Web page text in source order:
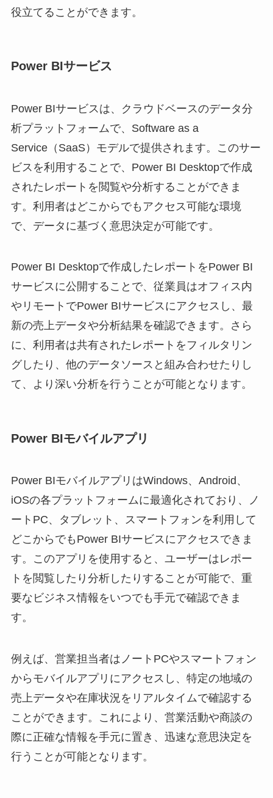
役立てることができます。
Power BIサービス
Power BIサービスは、クラウドベースのデータ分
析プラットフォームで、Software as a
Service（SaaS）モデルで提供されます。このサー
ビスを利用することで、Power BI Desktopで作成
されたレポートを閲覧や分析することができま
す。利用者はどこからでもアクセス可能な環境
で、データに基づく意思決定が可能です。
Power BI Desktopで作成したレポートをPower BI
サービスに公開することで、従業員はオフィス内
やリモートでPower BIサービスにアクセスし、最
新の売上データや分析結果を確認できます。さら
に、利用者は共有されたレポートをフィルタリン
グしたり、他のデータソースと組み合わせたりし
て、より深い分析を行うことが可能となります。
Power BIモバイルアプリ
Power BIモバイルアプリはWindows、Android、
iOSの各プラットフォームに最適化されており、ノ
ートPC、タブレット、スマートフォンを利用して
どこからでもPower BIサービスにアクセスできま
す。このアプリを使用すると、ユーザーはレポー
トを閲覧したり分析したりすることが可能で、重
要なビジネス情報をいつでも手元で確認できま
す。
例えば、営業担当者はノートPCやスマートフォン
からモバイルアプリにアクセスし、特定の地域の
売上データや在庫状況をリアルタイムで確認する
ことができます。これにより、営業活動や商談の
際に正確な情報を手元に置き、迅速な意思決定を
行うことが可能となります。